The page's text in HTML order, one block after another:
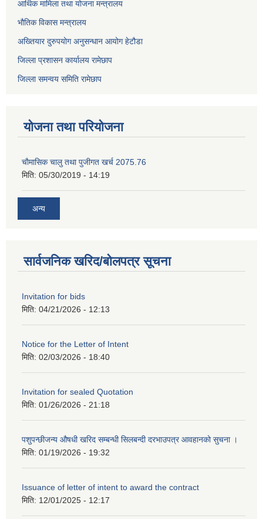
आर्थिक मामिला तथा योजना मन्त्रालय
भौतिक विकास मन्त्रालय
अख्तियार दुरुपयोग अनुसन्धान आयोग हेटौडा
जिल्ला प्रशासन कार्यालय रामेछाप
जिल्ला समन्वय समिति रामेछाप
योजना तथा परियोजना
चाैमासिक चालु तथा पुजीगत खर्च 2075.76
मिति: 05/30/2019 - 14:19
अन्य
सार्वजनिक खरिद/बोलपत्र सूचना
Invitation for bids
मिति: 04/21/2026 - 12:13
Notice for the Letter of Intent
मिति: 02/03/2026 - 18:40
Invitation for sealed Quotation
मिति: 01/26/2026 - 21:18
पशुपन्छीजन्य औषधी खरिद सम्बन्धी सिलबन्दी दरभाउपत्र आवहानको सुचना ।
मिति: 01/19/2026 - 19:32
Issuance of letter of intent to award the contract
मिति: 12/01/2025 - 12:17